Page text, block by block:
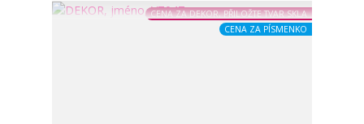
CENA ZA DEKOR, PŘILOŽTE TVAR SKLA
CENA ZA PÍSMENKO